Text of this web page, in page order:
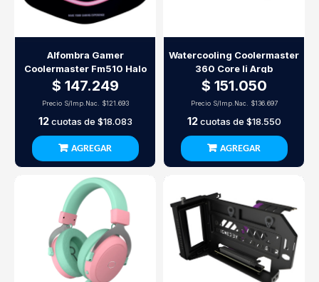
Alfombra Gamer
Coolermaster Fm510 Halo
$ 147.249
Precio S/Imp.Nac. $121.693
12cuotas de $18.083
AGREGAR
Watercooling Coolermaster
360 Core Ii Argb
$ 151.050
Precio S/Imp.Nac. $136.697
12cuotas de $18.550
AGREGAR